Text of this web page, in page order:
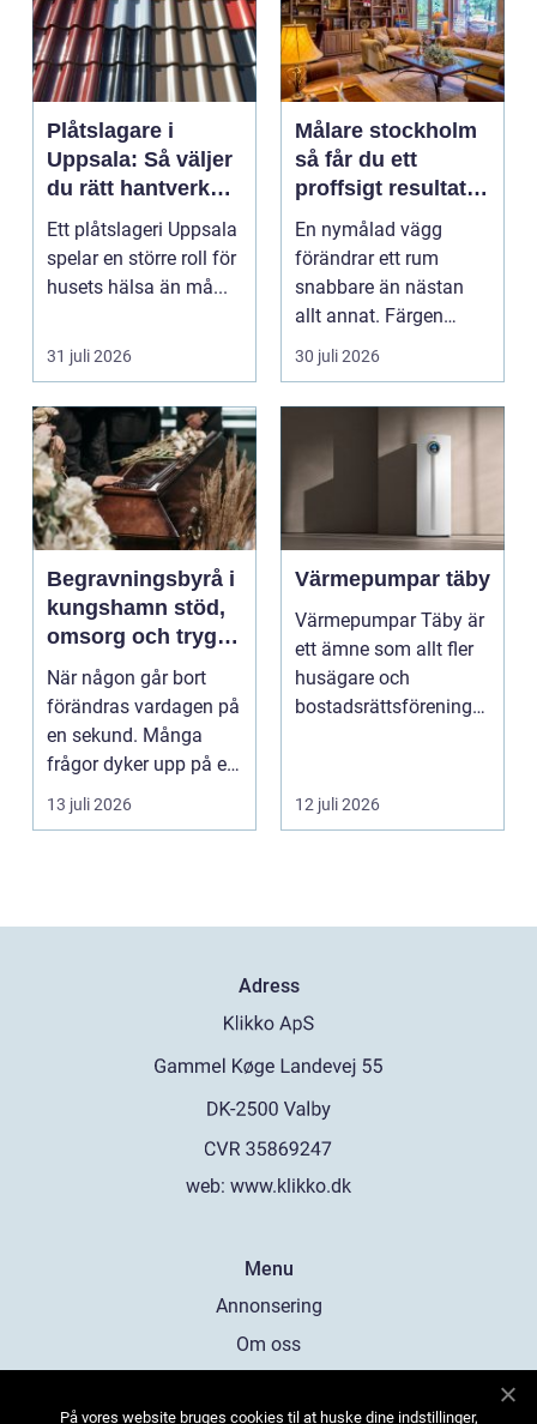
Plåtslagare i
Uppsala: Så väljer
du rätt hantverkare
för tak och fasad
Ett plåtslageri Uppsala
spelar en större roll för
husets hälsa än må...
31 juli 2026
Målare stockholm
så får du ett
proffsigt resultat
hemma
En nymålad vägg
förändrar ett rum
snabbare än nästan
allt annat. Färgen
påverkar hur vi
upplever lju...
30 juli 2026
Begravningsbyrå i
kungshamn stöd,
omsorg och trygg
vägledning
När någon går bort
förändras vardagen på
en sekund. Många
frågor dyker upp på en
gång: Vad händer nu...
13 juli 2026
Värmepumpar täby
Värmepumpar Täby är
ett ämne som allt fler
husägare och
bostadsrättsföreningar
12 juli 2026
Adress
web: www.klikko.dk
Menu
Annonsering
Om oss
På vores website bruges cookies til at huske dine indstillinger,